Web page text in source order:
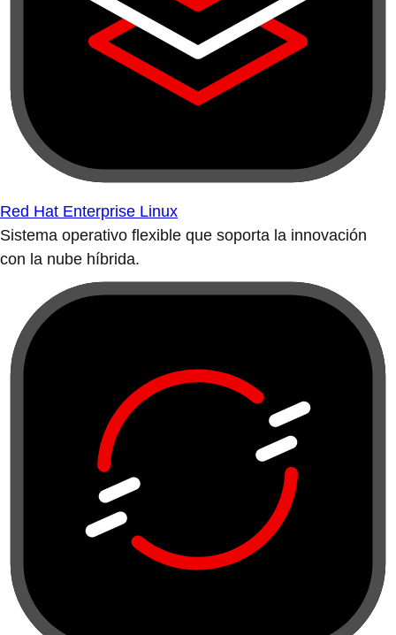
Red Hat Enterprise Linux
Sistema operativo flexible que soporta la innovación
con la nube híbrida.